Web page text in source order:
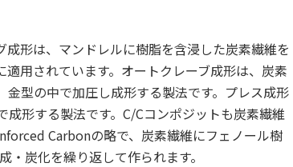
形は、マンドレルに樹脂を含浸した炭素繊維を
用されています。オートクレーブ成形は、炭素
型の中で加圧し成形する製法です。 プレス成形
成形する製法です。 C/Cコンポジットも炭素繊維
Carbonの略で、炭素繊維にフェノール樹
・ 炭化を繰り返して作られます。